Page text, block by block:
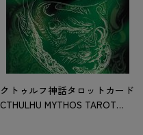
クトゥルフ神話タロットカード
CTHULHU MYTHOS TAROT